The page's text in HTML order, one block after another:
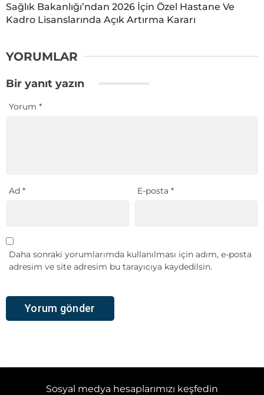
Sağlık Bakanlığı’ndan 2026 İçin Özel Hastane Ve
Kadro Lisanslarında Açık Artırma Kararı
YORUMLAR
Bir yanıt yazın
Yorum *
Ad * E-posta*
Daha sonraki yorumlarımda kullanılması için adım, e-posta
adresim ve site adresim bu tarayıcıya kaydedilsin.
Sosyal medya hesaplarımızı keşfedin